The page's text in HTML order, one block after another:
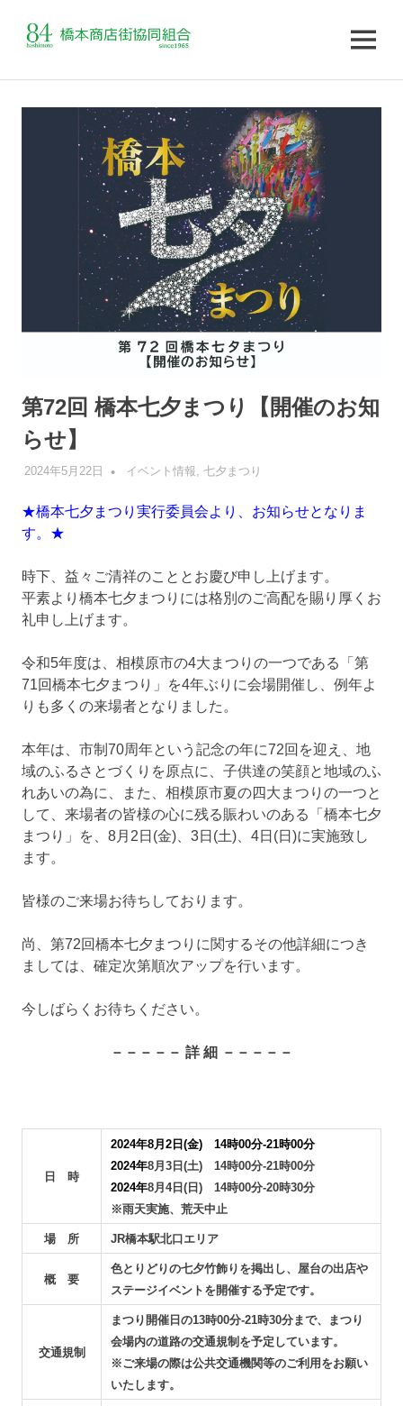
MENU
第72回 橋本七夕まつり【開催のお知
らせ】
2024年5月22日 管理者
イベント情報 七⼣まつり
★橋本七夕まつり実行委員会より、お知らせとなりま
す。★
時下、益々ご清祥のこととお慶び申し上げます。
平素より橋本七夕まつりには格別のご高配を賜り厚くお
礼申し上げます。
令和5年度は、相模原市の4大まつりの一つである「第
71回橋本七夕まつり」を4年ぶりに会場開催し、例年よ
りも多くの来場者となりました。
本年は、市制70周年という記念の年に72回を迎え、地
域のふるさとづくりを原点に、子供達の笑顔と地域のふ
れあいの為に、また、相模原市夏の四大まつりの一つと
して、来場者の皆様の心に残る賑わいのある「橋本七夕
まつり」を、8月2日(金)、3日(土)、4日(日)に実施致し
ます。
​皆様のご来場お待ちしております。
尚、第72回橋本七夕まつりに関するその他詳細につき
ましては、確定次第順次アップを行います。
今しばらくお待ちください。
－－－－－ 詳 細 －－－－－
日 時
2024年8月2日(金) 14時00分-21時00分
2024年8月3日(土) 14時00分-21時00分
2024年8月4日(日) 14時00分-20時30分
※雨天実施、荒天中止
場 所 JR橋本駅北口エリア
概 要
色とりどりの七夕竹飾りを掲出し、屋台の出店や
ステージイベントを開催する予定です。
交通規制
まつり開催日の13時00分-21時30分まで、まつり
会場内の道路の交通規制を予定しています。
※ご来場の際は公共交通機関等のご利用をお願い
いたします。